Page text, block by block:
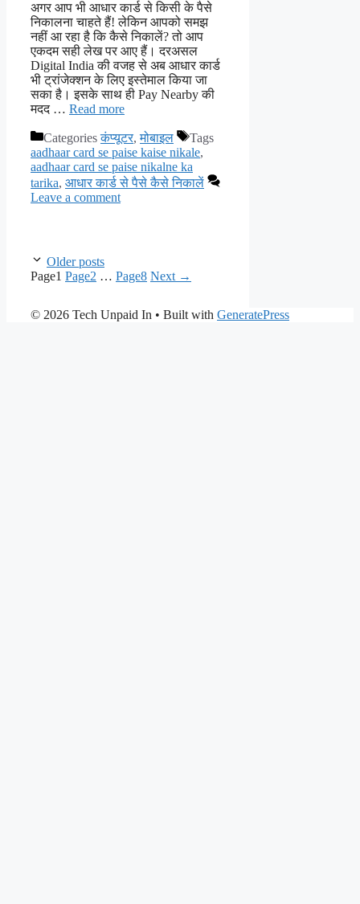
अगर आप भी आधार कार्ड से किसी के पैसे
निकालना चाहते हैं! लेकिन आपको समझ
नहीं आ रहा है कि कैसे निकालें? तो आप
एकदम सही लेख पर आए हैं। दरअसल
Digital India की वजह से अब आधार कार्ड
भी ट्रांजेक्शन के लिए इस्तेमाल किया जा
सका है। इसके साथ ही Pay Nearby की
मदद … Read more
Categoriesकंप्यूटर,मोबाइल
Tags
aadhaar card se paise kaise nikale,
aadhaar card se paise nikalne ka
tarika, आधार कार्ड से पैसे कैसे निकालें
Leave a comment
Older posts
Page1 Page2 … Page8 Next →
© 2026 Tech Unpaid In • Built with GeneratePress